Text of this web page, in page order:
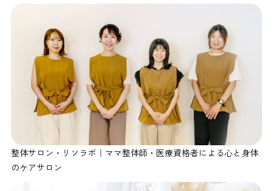
整体サロン・リソラボ｜ママ整体師・医療資格者による心と身体
のケアサロン